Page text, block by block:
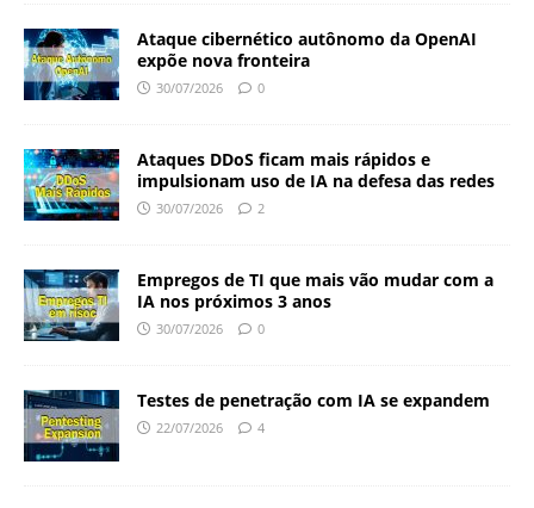
Ataque cibernético autônomo da OpenAI
expõe nova fronteira
30/07/2026 0
Ataques DDoS ficam mais rápidos e
impulsionam uso de IA na defesa das redes
30/07/2026 2
Empregos de TI que mais vão mudar com a
IA nos próximos 3 anos
30/07/2026 0
Testes de penetração com IA se expandem
22/07/2026 4